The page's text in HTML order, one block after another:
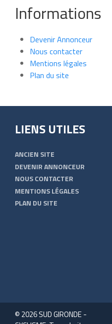
Informations
Devenir Annonceur
Nous contacter
Mentions légales
Plan du site
LIENS UTILES
ANCIEN SITE
DEVENIR ANNONCEUR
NOUS CONTACTER
MENTIONS LÉGALES
PLAN DU SITE
© 2026 SUD GIRONDE -